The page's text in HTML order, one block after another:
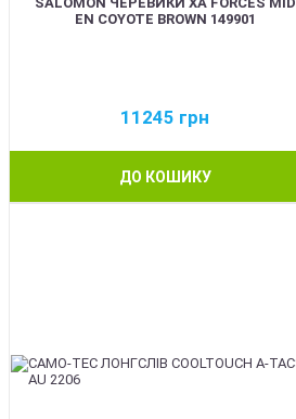
EN COYOTE BROWN 149901
11245 грн
ДО КОШИКУ